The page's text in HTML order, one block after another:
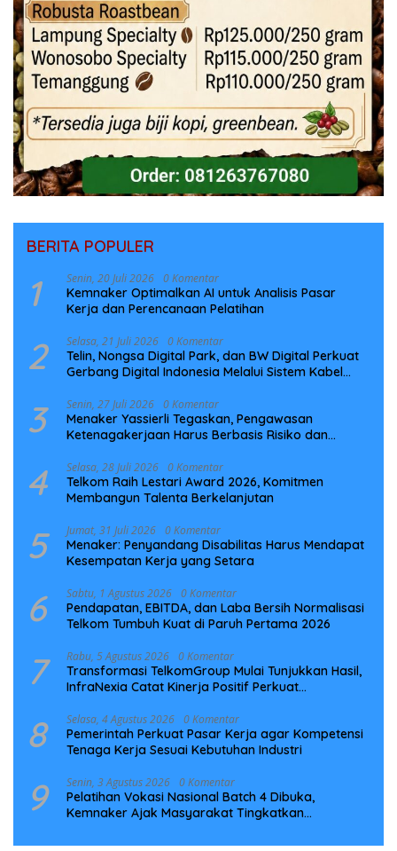
BERITA POPULER
1 Senin, 20 Juli 2026 0 Komentar
Kemnaker Optimalkan AI untuk Analisis Pasar
Kerja dan Perencanaan Pelatihan
2 Selasa, 21 Juli 2026 0 Komentar
Telin, Nongsa Digital Park, dan BW Digital Perkuat
Gerbang Digital Indonesia Melalui Sistem Kabel
3 Senin, 27 Juli 2026 0 Komentar
Menaker Yassierli Tegaskan, Pengawasan
Ketenagakerjaan Harus Berbasis Risiko dan
4 Selasa, 28 Juli 2026 0 Komentar
Telkom Raih Lestari Award 2026, Komitmen
Membangun Talenta Berkelanjutan
5 Jumat, 31 Juli 2026 0 Komentar
Menaker: Penyandang Disabilitas Harus Mendapat
Kesempatan Kerja yang Setara
6 Sabtu, 1 Agustus 2026 0 Komentar
Pendapatan, EBITDA, dan Laba Bersih Normalisasi
Telkom Tumbuh Kuat di Paruh Pertama 2026
7 Rabu, 5 Agustus 2026 0 Komentar
Transformasi TelkomGroup Mulai Tunjukkan Hasil,
InfraNexia Catat Kinerja Positif Perkuat
8 Selasa, 4 Agustus 2026 0 Komentar
Pemerintah Perkuat Pasar Kerja agar Kompetensi
Tenaga Kerja Sesuai Kebutuhan Industri
9 Senin, 3 Agustus 2026 0 Komentar
Pelatihan Vokasi Nasional Batch 4 Dibuka,
Kemnaker Ajak Masyarakat Tingkatkan